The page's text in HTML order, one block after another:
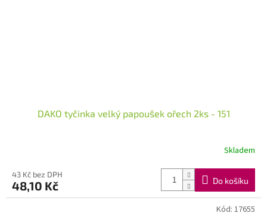
DAKO tyčinka velký papoušek ořech 2ks - 151
Skladem
43 Kč bez DPH
48,10 Kč Do košíku
Kód: 17655